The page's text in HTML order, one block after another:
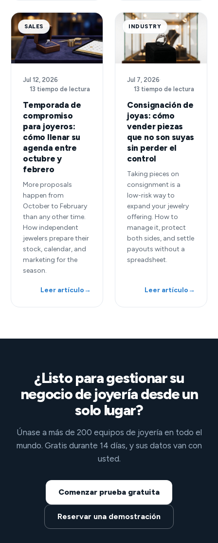
SALES
Jul 12, 2026·
13 tiempo de lectura
Temporada de
compromiso
para joyeros:
cómo llenar su
agenda entre
octubre y
febrero
More proposals
happen from
October to February
than any other time.
How independent
jewelers prepare their
stock, calendar, and
marketing for the
season.
Leer artículo→
INDUSTRY
Jul 7, 2026·
13 tiempo de lectura
Consignación de
joyas: cómo
vender piezas
que no son suyas
sin perder el
control
Taking pieces on
consignment is a
low-risk way to
expand your jewelry
offering. How to
manage it, protect
both sides, and settle
payouts without a
spreadsheet.
Leer artículo→
¿Listo para gestionar su
negocio de joyería desde un
solo lugar?
Únase a más de 200 equipos de joyería en todo el
mundo. Gratis durante 14 días, y sus datos van con
usted.
Comenzar prueba gratuita
Reservar una demostración